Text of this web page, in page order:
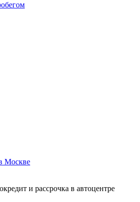
Москве
и рассрочка в автоцентре